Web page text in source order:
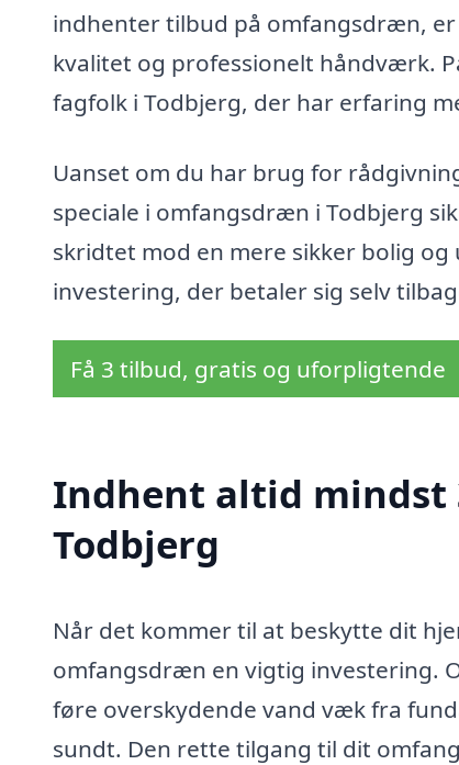
indhenter tilbud på omfangsdræn,
kvalitet og professionelt håndværk.
fagfolk i Todbjerg, der har erfaring
Uanset om du har brug for
speciale i omfangsdræn i Todbjerg
skridtet mod en mere sikker bolig
investering, der betaler sig selv
Få 3 tilbud, gratis og uforpligtende
Indhent altid
Todbjerg
Når det kommer til at beskytte dit
omfangsdræn en vigtig investering.
føre overskydende vand væk fra
sundt. Den rette tilgang til dit